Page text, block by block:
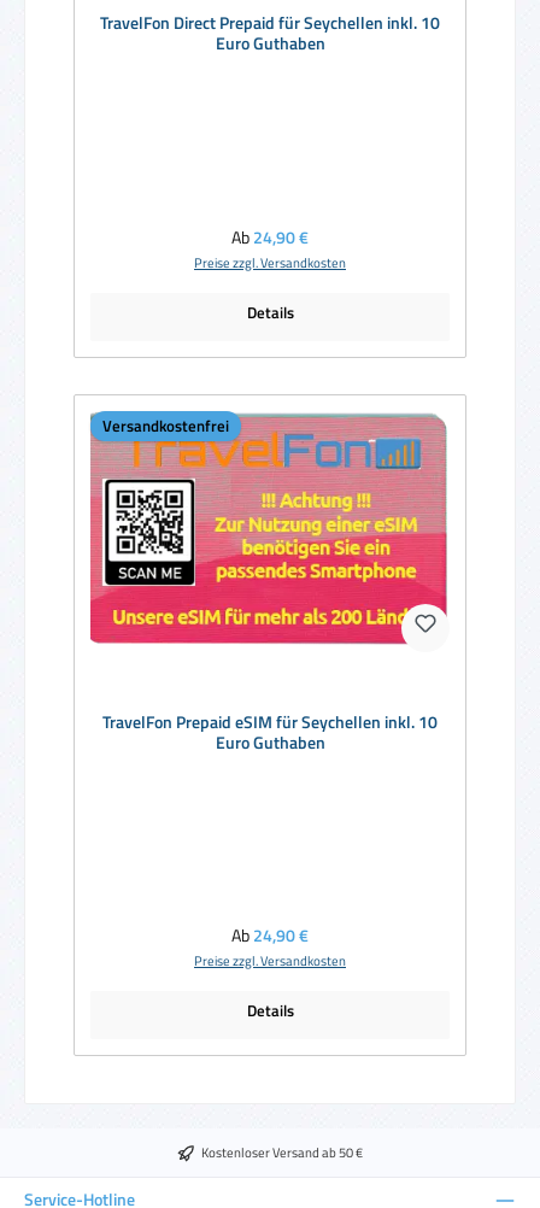
TravelFon Direct Prepaid für Seychellen inkl. 10
Euro Guthaben
Regulärer Preis:
Ab24,90 €
Preise zzgl. Versandkosten
Details
Versandkostenfrei
TravelFon Prepaid eSIM für Seychellen inkl. 10
Euro Guthaben
Regulärer Preis:
Ab24,90 €
Preise zzgl. Versandkosten
Details
Kostenloser Versand ab 50 €
Service-Hotline